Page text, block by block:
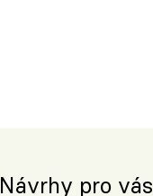
Návrhy pro vás